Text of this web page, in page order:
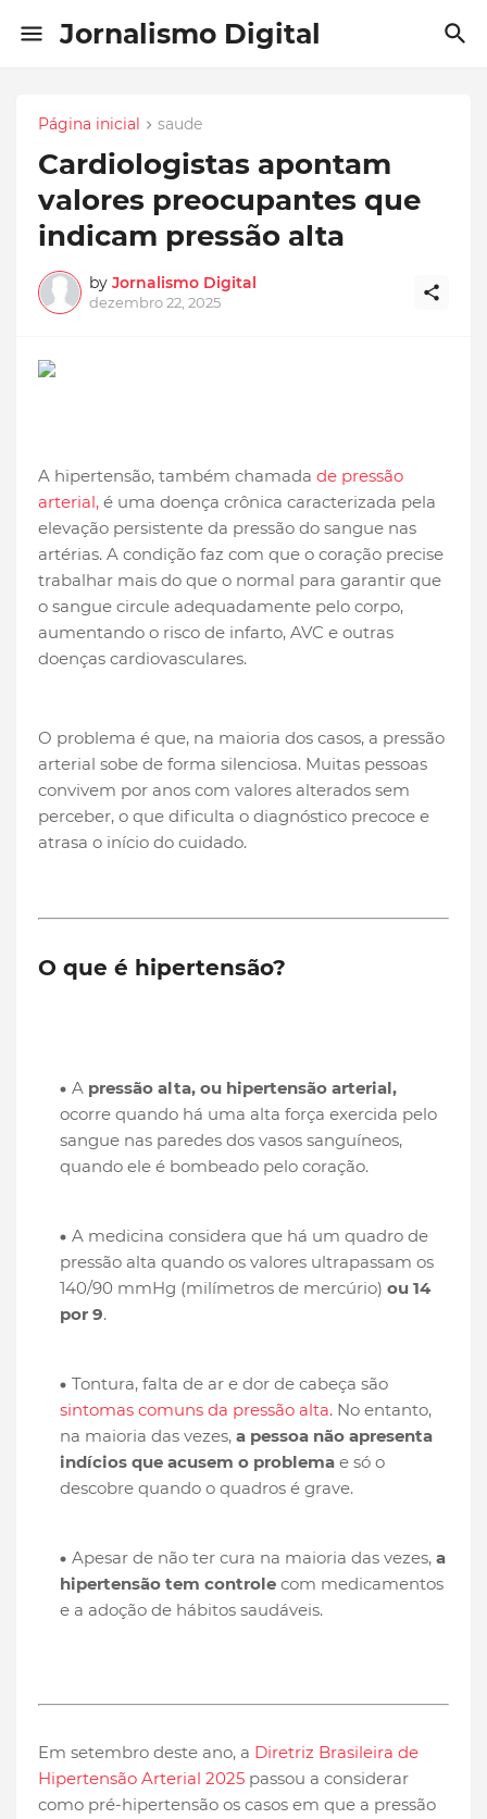
Jornalismo Digital
Página inicial saude
Cardiologistas apontam
valores preocupantes que
indicam pressão alta
by Jornalismo Digital
dezembro 22, 2025
A hipertensão, também chamada de pressão
arterial, é uma doença crônica caracterizada pela
elevação persistente da pressão do sangue nas
artérias. A condição faz com que o coração precise
trabalhar mais do que o normal para garantir que
o sangue circule adequadamente pelo corpo,
aumentando o risco de infarto, AVC e outras
doenças cardiovasculares.
O problema é que, na maioria dos casos, a pressão
arterial sobe de forma silenciosa. Muitas pessoas
convivem por anos com valores alterados sem
perceber, o que dificulta o diagnóstico precoce e
atrasa o início do cuidado.
O que é hipertensão?
A pressão alta, ou hipertensão arterial,
ocorre quando há uma alta força exercida pelo
sangue nas paredes dos vasos sanguíneos,
quando ele é bombeado pelo coração.
A medicina considera que há um quadro de
pressão alta quando os valores ultrapassam os
140/90 mmHg (milímetros de mercúrio) ou 14
por 9.
Tontura, falta de ar e dor de cabeça são
sintomas comuns da pressão alta. No entanto,
na maioria das vezes, a pessoa não apresenta
indícios que acusem o problema e só o
descobre quando o quadros é grave.
Apesar de não ter cura na maioria das vezes, a
hipertensão tem controle com medicamentos
e a adoção de hábitos saudáveis.
Em setembro deste ano, a Diretriz Brasileira de
Hipertensão Arterial 2025 passou a considerar
como pré-hipertensão os casos em que a pressão